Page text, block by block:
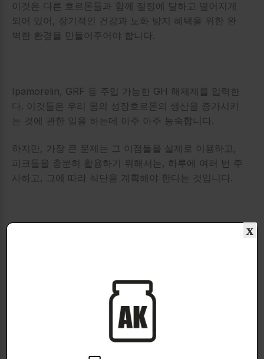
이것은 다른 호르몬들과 함께 절정에 달하고 떨어지게
되어 있어, 장기적인 건강과 노화 방지 혜택을 위한 완
벽한 환경을 만들어주어야 합니다.
Ipamorelin, GRF 등 주입 가능한 GH 해제제를 입력한
다. 이것들은 우리 몸의 성장호르몬의 생산을 증가시키
는 것에 관한 일을 하는데 아주 아주 능숙합니다.
하지만, 가장 큰 문제는 그 이점들을 실제로 이용하고,
피크들을 충분히 활용하기 위해서는, 하루에 여러 번 주
사하고, 그에 따라 식단을 계획해야 한다는 것입니다.
과 관련된 모든 불편함 없이 하루 종일 효과가 증가할
x